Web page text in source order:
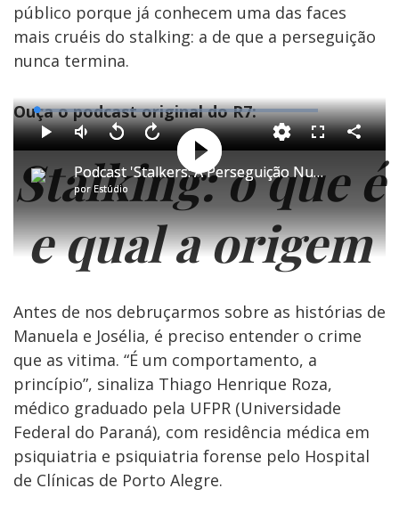
público porque já conhecem uma das faces
mais cruéis do stalking: a de que a perseguição
nunca termina.
Ouça o podcast original do R7:
Play
Video
Podcast 'Stalkers: A Perseguição Nunca Termina' | Episódio 01: Qualquer Pessoa Pode Ser Ele
porEstúdio
segundos
segundos
Loaded:
0.31%
Play
Video
Podcast 'Stalkers: A Perseguição Nunca Termina' | Episódio 02: Uma Ligação de Quase 40 Anos
porEstúdio
segundos
segundos
Loaded:
0.41%
Stalking: o que é
e qual a origem
Antes de nos debruçarmos sobre as histórias de
Manuela e Josélia, é preciso entender o crime
que as vitima. “É um comportamento, a
princípio”, sinaliza Thiago Henrique Roza,
médico graduado pela UFPR (Universidade
Federal do Paraná), com residência médica em
psiquiatria e psiquiatria forense pelo Hospital
de Clínicas de Porto Alegre.